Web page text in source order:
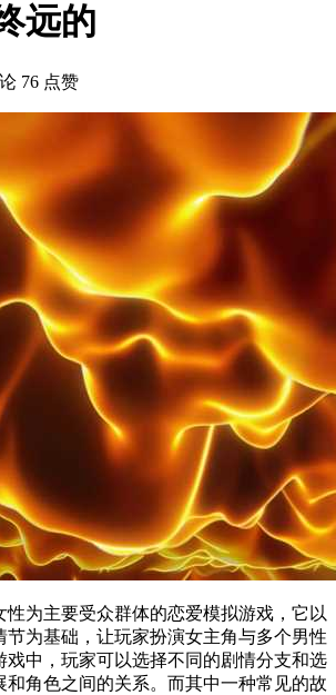
远的
76 点赞
性为主要受众群体的恋爱模拟游戏，它以
节为基础，让玩家扮演女主角与多个男性
戏中，玩家可以选择不同的剧情分支和选
和角色之间的关系。而其中一种常见的故